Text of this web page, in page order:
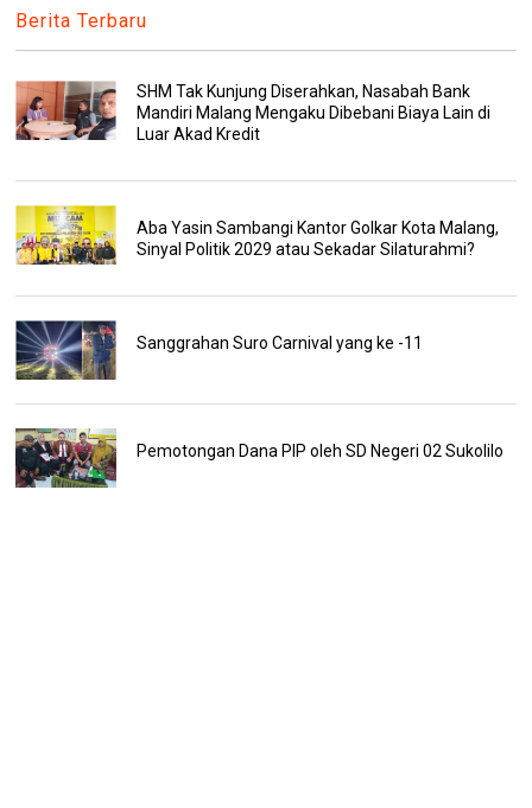
Berita Terbaru
SHM Tak Kunjung Diserahkan, Nasabah Bank
Mandiri Malang Mengaku Dibebani Biaya Lain di
Luar Akad Kredit
Aba Yasin Sambangi Kantor Golkar Kota Malang,
Sinyal Politik 2029 atau Sekadar Silaturahmi?
Sanggrahan Suro Carnival yang ke -11
Pemotongan Dana PIP oleh SD Negeri 02 Sukolilo